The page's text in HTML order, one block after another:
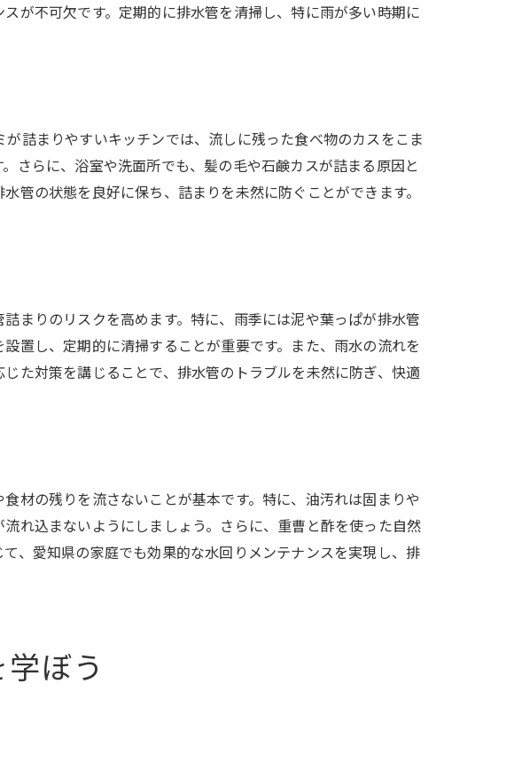
守る理由
ンス頻度
する秘密
タイル
夫
が不可欠です。定期的に排水管を清掃し、特に雨が多い時期に
詰まりやすいキッチンでは、流しに残った食べ物のカスをこま
さらに、浴室や洗面所でも、髪の毛や石鹸カスが詰まる原因と
管の状態を良好に保ち、詰まりを未然に防ぐことができます。
まりのリスクを高めます。特に、雨季には泥や葉っぱが排水管
置し、定期的に清掃することが重要です。また、雨水の流れを
た対策を講じることで、排水管のトラブルを未然に防ぎ、快適
材の残りを流さないことが基本です。特に、油汚れは固まりや
れ込まないようにしましょう。さらに、重曹と酢を使った自然
、愛知県の家庭でも効果的な水回りメンテナンスを実現し、排
ぼう